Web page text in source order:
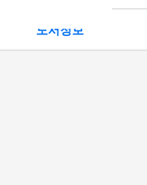
도서정보